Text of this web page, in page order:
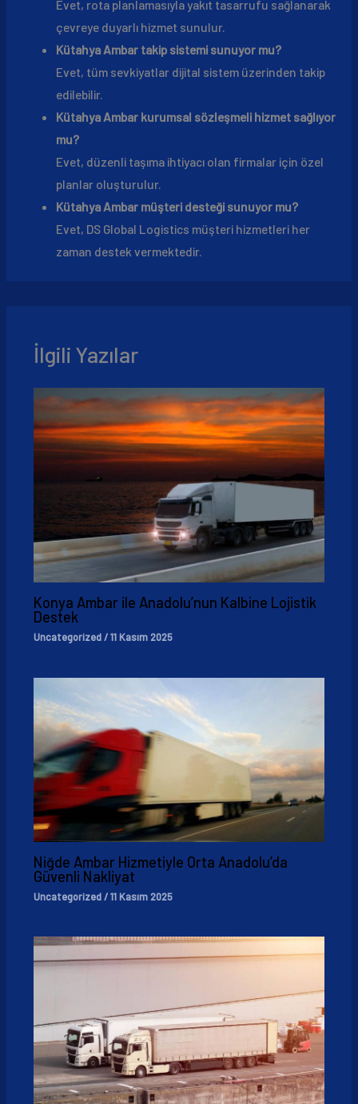
Evet, rota planlamasıyla yakıt tasarrufu sağlanarak
çevreye duyarlı hizmet sunulur.
Kütahya Ambar takip sistemi sunuyor mu?
Evet, tüm sevkiyatlar dijital sistem üzerinden takip
edilebilir.
Kütahya Ambar kurumsal sözleşmeli hizmet sağlıyor
mu?
Evet, düzenli taşıma ihtiyacı olan firmalar için özel
planlar oluşturulur.
Kütahya Ambar müşteri desteği sunuyor mu?
Evet, DS Global Logistics müşteri hizmetleri her
zaman destek vermektedir.
İlgili Yazılar
Konya Ambar ile Anadolu’nun Kalbine Lojistik
Destek
Uncategorized/11 Kasım 2025
Niğde Ambar Hizmetiyle Orta Anadolu’da
Güvenli Nakliyat
Uncategorized/11 Kasım 2025